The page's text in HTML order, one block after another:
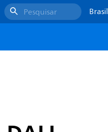
Pesquisar
Brasil